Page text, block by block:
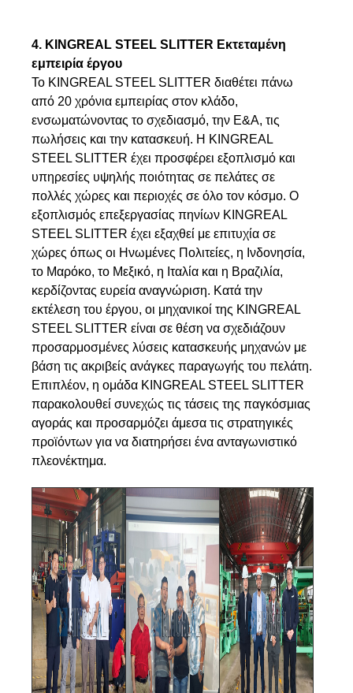
4. KINGREAL STEEL SLITTER Εκτεταμένη
εμπειρία έργου
Το KINGREAL STEEL SLITTER διαθέτει πάνω
από 20 χρόνια εμπειρίας στον κλάδο,
ενσωματώνοντας το σχεδιασμό, την Ε&Α, τις
πωλήσεις και την κατασκευή. Η KINGREAL
STEEL SLITTER έχει προσφέρει εξοπλισμό και
υπηρεσίες υψηλής ποιότητας σε πελάτες σε
πολλές χώρες και περιοχές σε όλο τον κόσμο. Ο
εξοπλισμός επεξεργασίας πηνίων KINGREAL
STEEL SLITTER έχει εξαχθεί με επιτυχία σε
χώρες όπως οι Ηνωμένες Πολιτείες, η Ινδονησία,
το Μαρόκο, το Μεξικό, η Ιταλία και η Βραζιλία,
κερδίζοντας ευρεία αναγνώριση. Κατά την
εκτέλεση του έργου, οι μηχανικοί της KINGREAL
STEEL SLITTER είναι σε θέση να σχεδιάζουν
προσαρμοσμένες λύσεις κατασκευής μηχανών με
βάση τις ακριβείς ανάγκες παραγωγής του πελάτη.
Επιπλέον, η ομάδα KINGREAL STEEL SLITTER
παρακολουθεί συνεχώς τις τάσεις της παγκόσμιας
αγοράς και προσαρμόζει άμεσα τις στρατηγικές
προϊόντων για να διατηρήσει ένα ανταγωνιστικό
πλεονέκτημα.